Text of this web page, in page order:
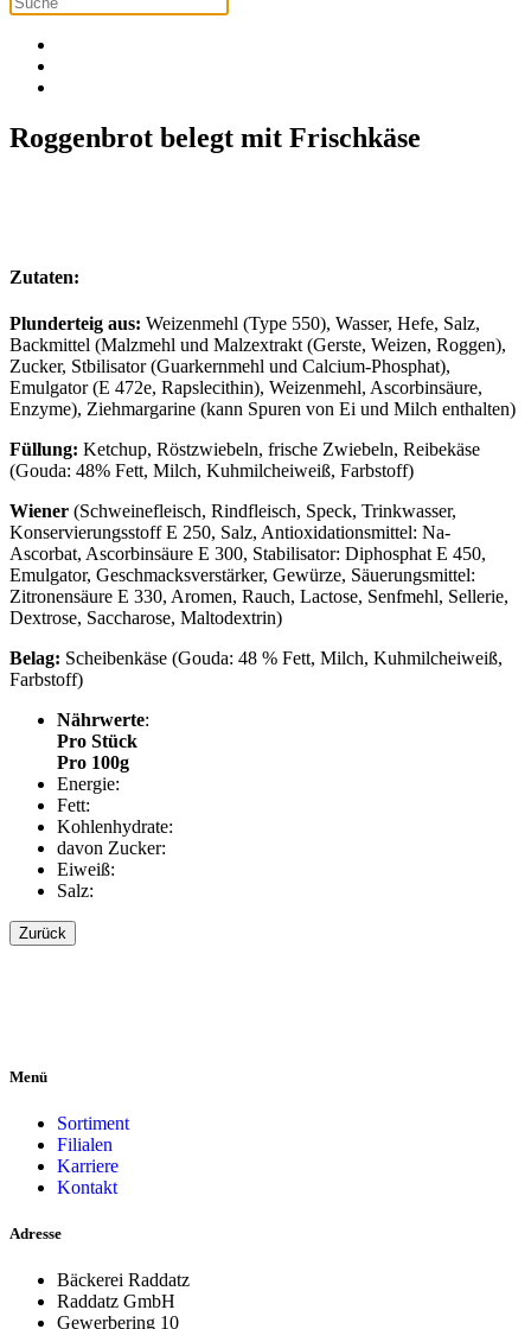
Roggenbrot belegt mit Frischkäse
Zutaten:
Plunderteig aus: Weizenmehl (Type 550), Wasser, Hefe, Salz,
Backmittel (Malzmehl und Malzextrakt (Gerste, Weizen, Roggen),
Zucker, Stbilisator (Guarkernmehl und Calcium-Phosphat),
Emulgator (E 472e, Rapslecithin), Weizenmehl, Ascorbinsäure,
Enzyme), Ziehmargarine (kann Spuren von Ei und Milch enthalten)
Füllung: Ketchup, Röstzwiebeln, frische Zwiebeln, Reibekäse
(Gouda: 48% Fett, Milch, Kuhmilcheiweiß, Farbstoff)
Wiener (Schweinefleisch, Rindfleisch, Speck, Trinkwasser,
Konservierungsstoff E 250, Salz, Antioxidationsmittel: Na-
Ascorbat, Ascorbinsäure E 300, Stabilisator: Diphosphat E 450,
Emulgator, Geschmacksverstärker, Gewürze, Säuerungsmittel:
Zitronensäure E 330, Aromen, Rauch, Lactose, Senfmehl, Sellerie,
Dextrose, Saccharose, Maltodextrin)
Belag: Scheibenkäse (Gouda: 48 % Fett, Milch, Kuhmilcheiweiß,
Farbstoff)
Nährwerte:
Pro Stück
Pro 100g
Energie:
Fett:
Kohlenhydrate:
davon Zucker:
Eiweiß:
Salz:
Zurück
Menü
Sortiment
Filialen
Karriere
Kontakt
Adresse
Bäckerei Raddatz
Raddatz GmbH
Gewerbering 10